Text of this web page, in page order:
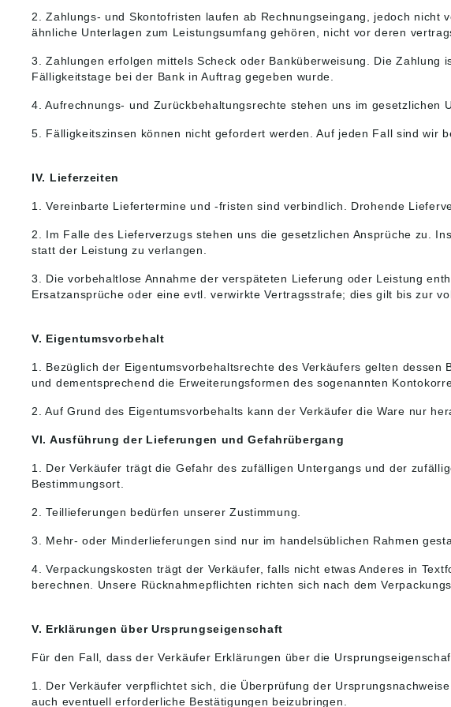
2. Zahlungs- und Skontofristen laufen ab Rechnungseingang, jedoch
ähnliche Unterlagen zum Leistungs­umfang gehören, nicht vor deren
3. Zahlungen erfolgen mittels Scheck oder Banküberweisung. Die
Fälligkeitstage bei der Bank in Auftrag gegeben wurde.
4. Aufrechnungs- und Zurückbehaltungsrechte stehen uns im gesetzlichen
5. Fälligkeitszinsen können nicht gefordert werden. Auf jeden Fall sind wir
IV. Lieferzeiten
1. Vereinbarte Liefertermine und -fristen sind verbindlich. Drohende
2. Im Falle des Lieferverzugs stehen uns die gesetzlichen Ansprüche zu.
statt der Leistung zu verlangen.
3. Die vorbehaltlose Annahme der verspäteten Lieferung oder Leistung
Ersatzansprüche oder eine evtl. verwirkte Vertragsstrafe; dies gilt bis zur
V. Eigentumsvorbehalt
1. Bezüglich der Eigentumsvorbehaltsrechte des Verkäufers gelten
und dementsprechend die Erweiterungsformen des sogenannten
2. Auf Grund des Eigentumsvorbehalts kann der Verkäufer die Ware nur
VI. Ausführung der Lieferungen und Gefahrübergang
1. Der Verkäufer trägt die Gefahr des zufälligen Untergangs und der
Bestimmungsort.
2. Teillieferungen bedürfen unserer Zustimmung.
3. Mehr- oder Minderlieferungen sind nur im handelsüblichen Rahmen
4. Verpackungskosten trägt der Verkäufer, falls nicht etwas Anderes in
berechnen. Unsere Rücknahmepflichten richten sich nach dem
V. Erklärungen über Ursprungseigenschaft
Für den Fall, dass der Verkäufer Erklärungen über die
1. Der Verkäufer verpflichtet sich, die Überprüfung der
auch eventuell erforderliche Bestätigungen beizubringen.